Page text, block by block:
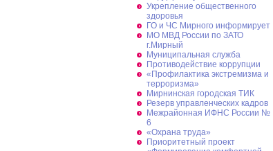
Укрепление общественного
здоровья
ГО и ЧС Мирного информирует
МО МВД России по ЗАТО
г.Мирный
Муниципальная cлужба
Противодействие коррупции
«Профилактика экстремизма и
терроризма»
Мирнинская городская ТИК
Резерв управленческих кадров
Межрайонная ИФНС России №
6
«Охрана труда»
Приоритетный проект